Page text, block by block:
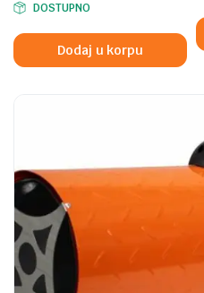
DOSTUPNO
Dodaj u korpu